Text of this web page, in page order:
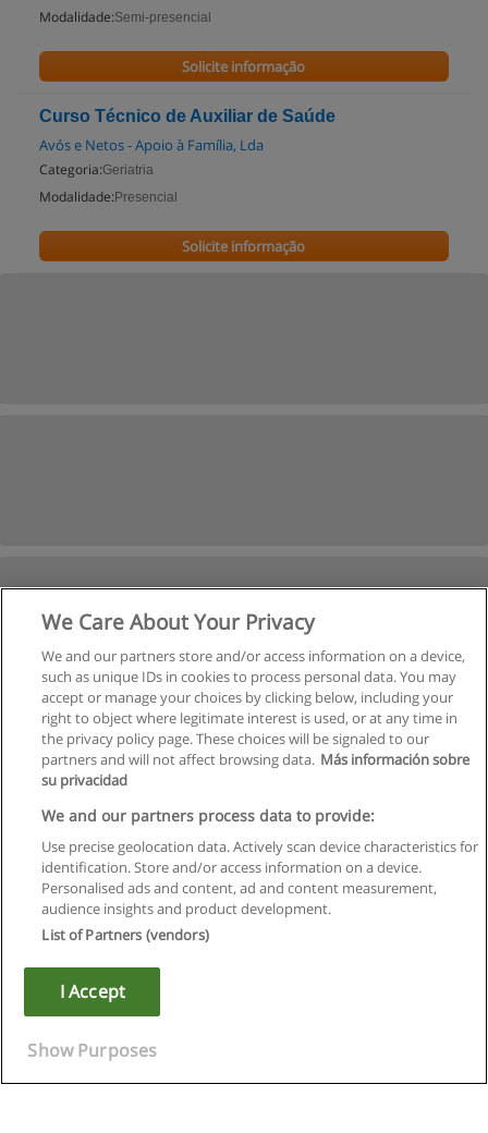
Modalidade:Semi-presencial
Solicite informação
Curso Técnico de Auxiliar de Saúde
Avós e Netos - Apoio à Família, Lda
Categoria:Geriatria
Modalidade: Presencial
Solicite informação
Próxima
de
Regras de uso
Privacidade de dados
Copyright © Educaedu Business S.L. - CIF : B-95610580: -
We Care About Your Privacy
We and our partners store and/or access information on a device,
such as unique IDs in cookies to process personal data. You may
accept or manage your choices by clicking below, including your
right to object where legitimate interest is used, or at any time in
the privacy policy page. These choices will be signaled to our
partners and will not affect browsing data. Más información sobre
su privacidad
We and our partners process data to provide:
Use precise geolocation data. Actively scan device characteristics for
identification. Store and/or access information on a device.
Personalised ads and content, ad and content measurement,
audience insights and product development.
List of Partners (vendors)
I Accept
Show Purposes